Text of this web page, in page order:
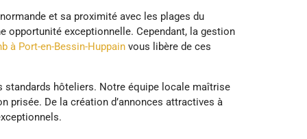
et sa proximité avec les plages du
opportunité exceptionnelle. Cependant, la gestion
à Port-en-Bessin-Huppain vous libère de ces
standards hôteliers. Notre équipe locale maîtrise
prisée. De la création d’annonces attractives à